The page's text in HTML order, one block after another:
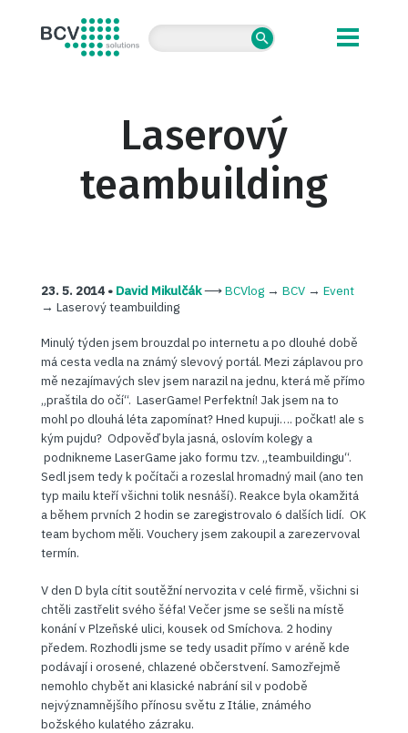
BCV solutions s.r.o.
Laserový
teambuilding
23. 5. 2014 • David Mikulčák⟶BCVlog→ BCV→ Event
→ Laserový teambuilding
Minulý týden jsem brouzdal po internetu a po dlouhé době
má cesta vedla na známý slevový portál. Mezi záplavou pro
mě nezajímavých slev jsem narazil na jednu, která mě přímo
„praštila do očí“. LaserGame! Perfektní! Jak jsem na to
mohl po dlouhá léta zapomínat? Hned kupuji…. počkat! ale s
kým pujdu? Odpověď byla jasná, oslovím kolegy a
podnikneme LaserGame jako formu tzv. „teambuildingu“.
Sedl jsem tedy k počítači a rozeslal hromadný mail (ano ten
typ mailu kteří všichni tolik nesnáší). Reakce byla okamžitá
a během prvních 2 hodin se zaregistrovalo 6 dalších lidí. OK
team bychom měli. Vouchery jsem zakoupil a zarezervoval
termín.
V den D byla cítit soutěžní nervozita v celé firmě, všichni si
chtěli zastřelit svého šéfa! Večer jsme se sešli na místě
konání v Plzeňské ulici, kousek od Smíchova. 2 hodiny
předem. Rozhodli jsme se tedy usadit přímo v aréně kde
podávají i orosené, chlazené občerstvení. Samozřejmě
nemohlo chybět ani klasické nabrání sil v podobě
nejvýznamnějšího přínosu světu z Itálie, známého
božského kulatého zázraku.